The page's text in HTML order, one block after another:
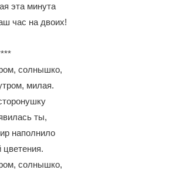
эта минута
час на двоих!
солнышко,
милая.
ты,
наполнило
солнышко,